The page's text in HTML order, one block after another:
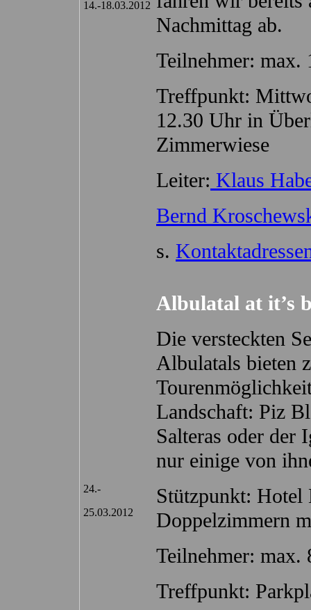
14.-18.03.2012
Nachmittag ab.
Teilnehmer: max.
Treffpunkt:
12.30 Uhr in
Zimmerwiese
Leiter: Klaus
Bernd
s.
24.-
25.03.2012
Albulatal at it’s
Die versteckten
Albulatals bieten
Landschaft: Piz
Salteras oder der
nur einige von
Stützpunkt:
Doppelzimmern
Teilnehmer: max.
Treffpunkt: